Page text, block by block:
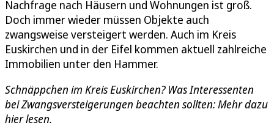
Nachfrage nach Häusern und Wohnungen ist groß.
Doch immer wieder müssen Objekte auch
zwangsweise versteigert werden. Auch im Kreis
Euskirchen und in der Eifel kommen aktuell zahlreiche
Immobilien unter den Hammer.
Schnäppchen im Kreis Euskirchen? Was Interessenten
bei Zwangsversteigerungen beachten sollten: Mehr dazu
hier lesen.